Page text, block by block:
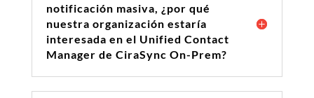
notificación masiva, ¿por qué
nuestra organización estaría
interesada en el Unified Contact
Manager de CiraSync On-Prem?